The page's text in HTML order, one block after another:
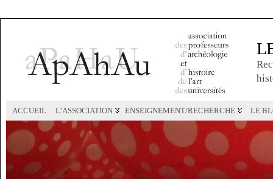
ACCUEIL L’ASSOCIATION ENSEIGNEMENT/RECHERCHE LE